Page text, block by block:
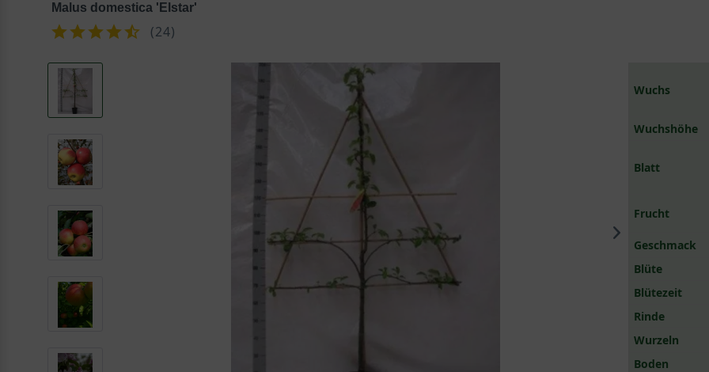
Malus domestica 'Elstar'
(24)
Wuchs
Wuchshöhe
Blatt
Frucht
Geschmack
Blüte
Blütezeit
Rinde
Wurzeln
Boden